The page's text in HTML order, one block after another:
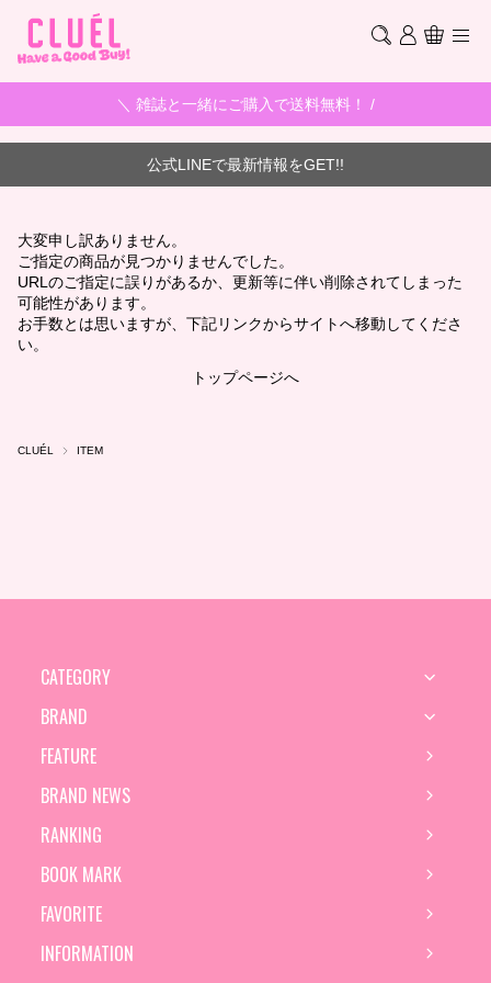
＼ 雑誌と一緒にご購入で送料無料！ /
公式LINEで最新情報をGET!!
大変申し訳ありません。
ご指定の商品が見つかりませんでした。
URLのご指定に誤りがあるか、更新等に伴い削除されてしまった
可能性があります。
お手数とは思いますが、下記リンクからサイトへ移動してくださ
い。
トップページへ
CLUÉL ITEM
CATEGORY
BRAND
FEATURE
BRAND NEWS
RANKING
BOOK MARK
FAVORITE
INFORMATION